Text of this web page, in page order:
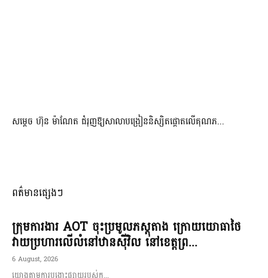
សម្តេច ហ៊ុន ម៉ាណែត ជំរុញឱ្យសាលាបង្រៀននិស្សិតផ្តោតលើគុណភ...
ពត៌មានផ្សេងៗ
ក្រុមការងារ AOT ចុះប្រមូលភស្តុតាង ក្រោយយោធាថៃ
វាយប្រហារលើលំនៅឋានស៊ីវិល នៅខេត្តព្រ...
6 August, 2026